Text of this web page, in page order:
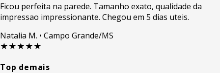
Ficou perfeita na parede. Tamanho exato, qualidade da
impressao impressionante. Chegou em 5 dias uteis.
Natalia M. • Campo Grande/MS
★★★★★
Top demais